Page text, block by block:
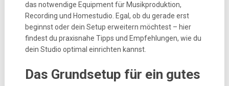
das notwendige Equipment für Musikproduktion,
Recording und Homestudio. Egal, ob du gerade erst
beginnst oder dein Setup erweitern möchtest – hier
findest du praxisnahe Tipps und Empfehlungen, wie du
dein Studio optimal einrichten kannst.
Das Grundsetup für ein gutes